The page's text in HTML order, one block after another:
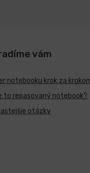
vám
notebooku krok za
to repasovaný notebook?
otázky